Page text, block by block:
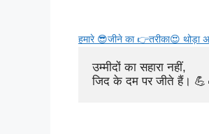
हमारे 😎जीने का 👉तरीका😍
उम्मीदों का सहारा नहीं,
जिद के दम पर जीते हैं।